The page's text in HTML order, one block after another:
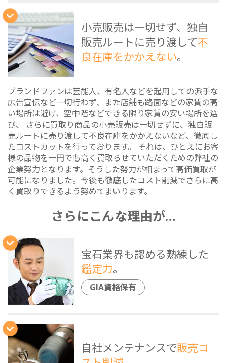
小売販売は一切せず、独自
販売ルートに売り渡して不
良在庫をかかえない。
ブランドファンは芸能人、有名人などを起用しての派手な
広告宣伝など一切行わず、また店舗も路面などの家賃の高
い場所は避け、空中階などできる限り家賃の安い場所を選
び、 さらに買取り商品の小売販売は一切せずに、独自販
売ルートに売り渡して不良在庫をかかえないなど、徹底し
たコストカットを行っております。 それは、ひとえにお客
様の品物を一円でも高く買取らせていただくための弊社の
企業努力となります。そうした努力が相まって高価買取が
可能になりました。今後も徹底したコスト削減でさらに高
く買取りできるよう努めてまいります。
さらにこんな理由が…
宝石業界も認める熟練した
鑑定力。
GIA資格保有
自社メンテナンスで販売コ